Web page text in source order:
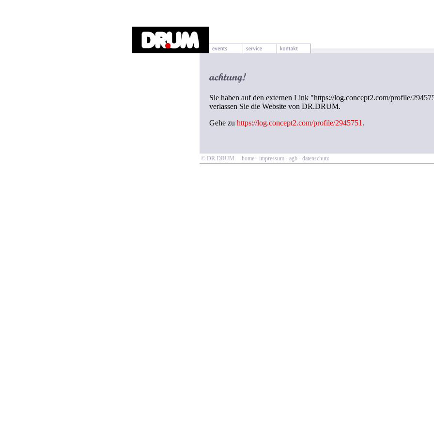
Sie haben auf den externen Link "https://log.concept2.com/profile/
verlassen Sie die Website von DR.DRUM.
Gehe zu https://log.concept2.com/profile/2945751.
© DR.DRUM home · impressum · agb · datenschutz